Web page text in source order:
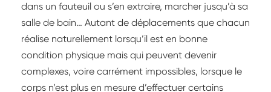
dans un fauteuil ou s’en extraire, marcher jusqu’à sa
salle de bain… Autant de déplacements que chacun
réalise naturellement lorsqu’il est en bonne
condition physique mais qui peuvent devenir
complexes, voire carrément impossibles, lorsque le
corps n’est plus en mesure d’effectuer certains